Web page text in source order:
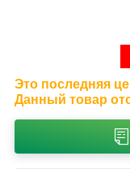
Это последняя
Данный товар